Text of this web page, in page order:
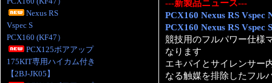
Nexus RS
Vspec S
PCX160 (KF47）
PCX125ボアアップ
175KIT専用ハイカム付き
【2BJ-JK05】
---新製品ニュース---
PCX160 Nexus RS Vspec
PCX160 Nexus RS Vspec S
競技用のフルパワー仕
なります
エキパイとサイレンサー
なる触媒を排除したフル